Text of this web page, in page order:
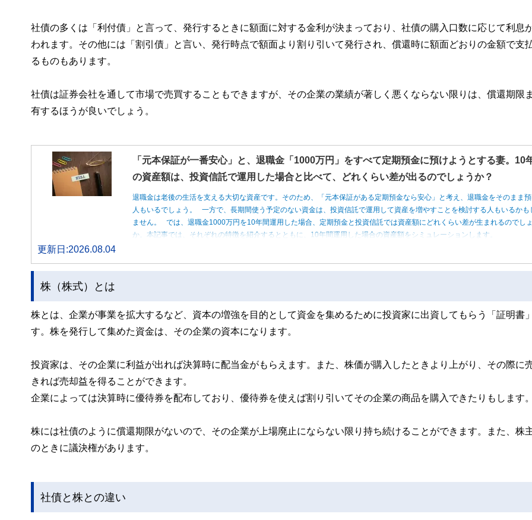
社債の多くは「利付債」と言って、発行するときに額面に対する金利が決まっており、社債の購入口数に応じて利息
われます。その他には「割引債」と言い、発行時点で額面より割り引いて発行され、償還時に額面どおりの金額で支
るものもあります。
社債は証券会社を通して市場で売買することもできますが、その企業の業績が著しく悪くならない限りは、償還期限
有するほうが良いでしょう。
「元本保証が一番安心」と、退職金「1000万円」をすべて定期預金に預けようとする妻。10
の資産額は、投資信託で運用した場合と比べて、どれくらい差が出るのでしょうか？
退職金は老後の生活を支える大切な資産です。そのため、「元本保証がある定期預金なら安心」と考え、退職金をそのまま預
人もいるでしょう。 一方で、長期間使う予定のない資金は、投資信託で運用して資産を増やすことを検討する人もいるかも
ません。 では、退職金1000万円を10年間運用した場合、定期預金と投資信託では資産額にどれくらい差が生まれるのでし
か。本記事では、それぞれの特徴を紹介するとともに、10年間運用した場合の資産額をシミュレーションします。
更新日:2026.08.04
株（株式）とは
株とは、企業が事業を拡大するなど、資本の増強を目的として資金を集めるために投資家に出資してもらう「証明書
す。株を発行して集めた資金は、その企業の資本になります。
投資家は、その企業に利益が出れば決算時に配当金がもらえます。また、株価が購入したときより上がり、その際に
きれば売却益を得ることができます。
企業によっては決算時に優待券を配布しており、優待券を使えば割り引いてその企業の商品を購入できたりもします。
株には社債のように償還期限がないので、その企業が上場廃止にならない限り持ち続けることができます。また、株
のときに議決権があります。
社債と株との違い